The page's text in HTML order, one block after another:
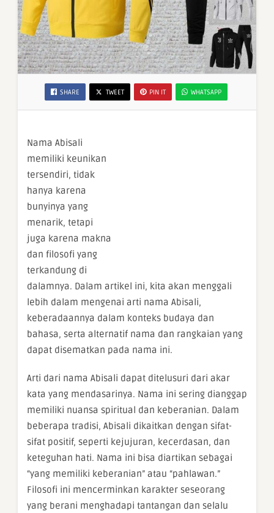
SHARE TWEET PIN IT WHATSAPP
Nama Abisali
memiliki keunikan
tersendiri, tidak
hanya karena
bunyinya yang
menarik, tetapi
juga karena makna
dan filosofi yang
terkandung di
dalamnya. Dalam artikel ini, kita akan menggali
lebih dalam mengenai arti nama Abisali,
keberadaannya dalam konteks budaya dan
bahasa, serta alternatif nama dan rangkaian yang
dapat disematkan pada nama ini.
Arti dari nama Abisali dapat ditelusuri dari akar
kata yang mendasarinya. Nama ini sering dianggap
memiliki nuansa spiritual dan keberanian. Dalam
beberapa tradisi, Abisali dikaitkan dengan sifat-
sifat positif, seperti kejujuran, kecerdasan, dan
keteguhan hati. Nama ini bisa diartikan sebagai
“yang memiliki keberanian” atau “pahlawan.”
Filosofi ini mencerminkan karakter seseorang
yang berani menghadapi tantangan dan selalu